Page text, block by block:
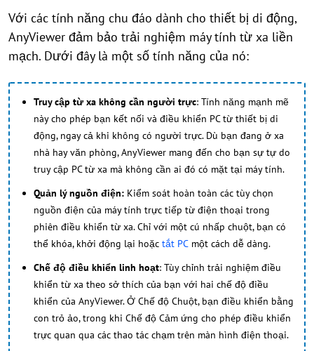
Với các tính năng chu đáo dành cho thiết bị di động,
AnyViewer đảm bảo trải nghiệm máy tính từ xa liền
mạch. Dưới đây là một số tính năng của nó:
Truy cập từ xa không cần người trực: Tính năng mạnh mẽ
này cho phép bạn kết nối và điều khiển PC từ thiết bị di
động, ngay cả khi không có người trực. Dù bạn đang ở xa
nhà hay văn phòng, AnyViewer mang đến cho bạn sự tự do
truy cập PC từ xa mà không cần ai đó có mặt tại máy tính.
Quản lý nguồn điện: Kiểm soát hoàn toàn các tùy chọn
nguồn điện của máy tính trực tiếp từ điện thoại trong
phiên điều khiển từ xa. Chỉ với một cú nhấp chuột, bạn có
thể khóa, khởi động lại hoặc tắt PC một cách dễ dàng.
Chế độ điều khiển linh hoạt: Tùy chỉnh trải nghiệm điều
khiển từ xa theo sở thích của bạn với hai chế độ điều
khiển của AnyViewer. Ở Chế độ Chuột, bạn điều khiển bằng
con trỏ ảo, trong khi Chế độ Cảm ứng cho phép điều khiển
trực quan qua các thao tác chạm trên màn hình điện thoại.